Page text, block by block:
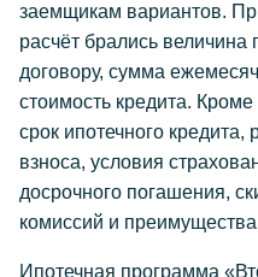
заемщикам вариантов.
расчёт брались величина
договору, сумма
стоимость кредита.
срок ипотечного
взноса, условия
досрочного погашения,
комиссий и
Ипотечная программа